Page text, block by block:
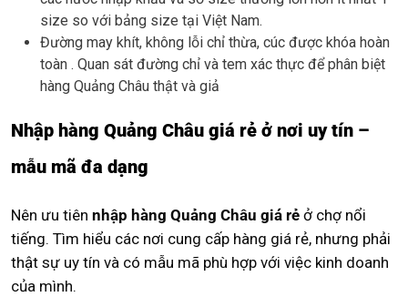
size so với bảng size tại Việt Nam.
Đường may khít, không lỗi chỉ thừa, cúc được khóa hoàn
toàn . Quan sát đường chỉ và tem xác thực để phân biệt
hàng Quảng Châu thật và giả
Nhập hàng Quảng Châu giá rẻ ở nơi uy tín –
mẫu mã đa dạng
Nên ưu tiên nhập hàng Quảng Châu giá rẻ ở chợ nổi
tiếng. Tìm hiểu các nơi cung cấp hàng giá rẻ, nhưng phải
thật sự uy tín và có mẫu mã phù hợp với việc kinh doanh
của mình.